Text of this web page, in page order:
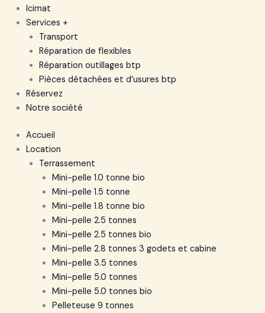
Icimat
Services +
Transport
Réparation de flexibles
Réparation outillages btp
Pièces détachées et d’usures btp
Réservez
Notre société
Accueil
Location
Terrassement
Mini-pelle 1.0 tonne bio
Mini-pelle 1.5 tonne
Mini-pelle 1.8 tonne bio
Mini-pelle 2.5 tonnes
Mini-pelle 2.5 tonnes bio
Mini-pelle 2.8 tonnes 3 godets et cabine
Mini-pelle 3.5 tonnes
Mini-pelle 5.0 tonnes
Mini-pelle 5.0 tonnes bio
Pelleteuse 9 tonnes